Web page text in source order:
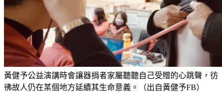
黃健予公益演講時會讓器捐者家屬聽聽自己受贈的心跳聲，彷
彿故人仍在某個地方延續其生命意義。（出自黃健予FB）